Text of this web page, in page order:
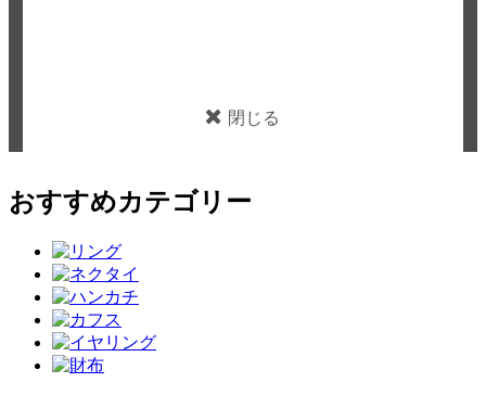
閉じる
おすすめカテゴリー